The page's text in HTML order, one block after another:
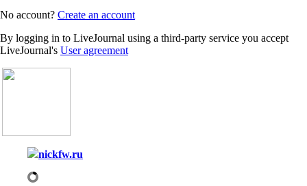
No account? Create an account
By logging in to LiveJournal using a third-party service you accept
LiveJournal's User agreement
nickfw.ru